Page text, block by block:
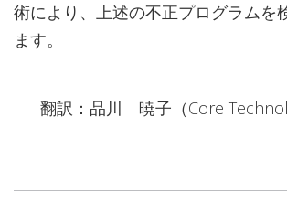
術により、上述の不正プログラムを
ます。
翻訳：品川 暁子（Core